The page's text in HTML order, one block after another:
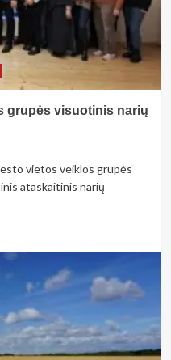
grupės visuotinis narių
vietos veiklos grupės
ataskaitinis narių